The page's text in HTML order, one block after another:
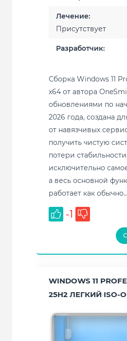
Лечение:
Присутствует
Разработчик:
Сборка Windows 11
x64 от автора
обновлениями по
2026 года, создана
от навязчивых
получить чистую
потери
исключительно
а весь основной
работает как
-1
WINDOWS 11
25H2 ЛЕГКИЙ ISO-